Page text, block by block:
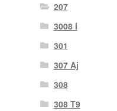
207
3008 I
301
307 Aj
308
308 T9